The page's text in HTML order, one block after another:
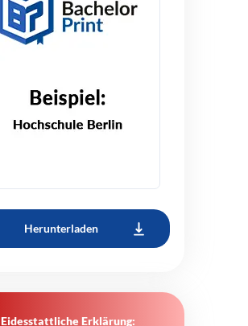
Herunterladen
Eidesstattliche Erklärung: